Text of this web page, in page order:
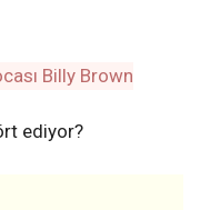
ediyor?